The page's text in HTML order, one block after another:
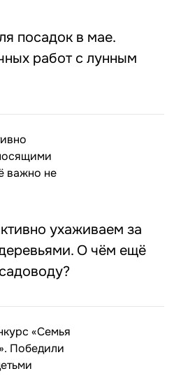
посадок в мае.
работ с лунным
ухаживаем за
О чём ещё